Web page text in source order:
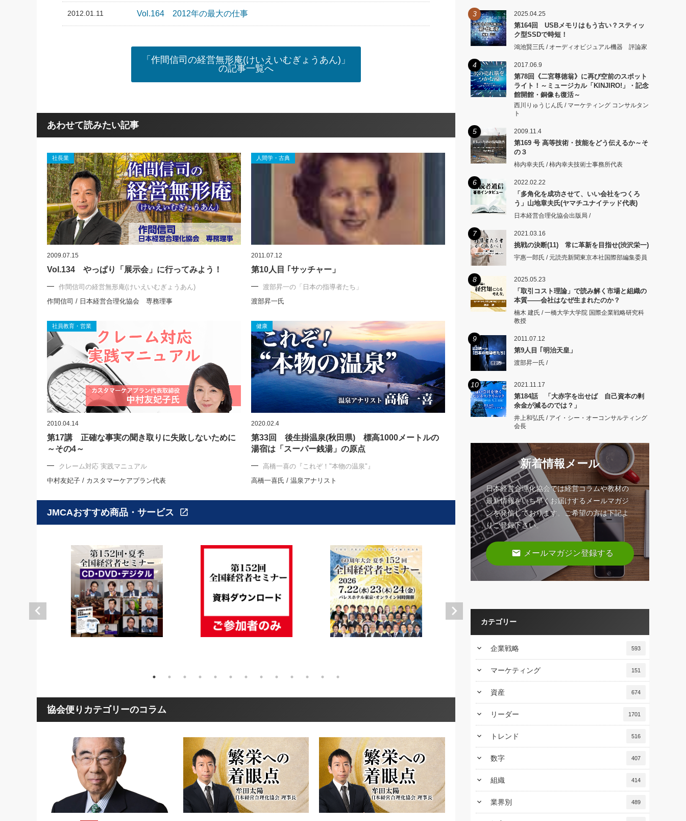
2012.01.11 Vol.164 2012年の最大の仕事
「作間信司の経営無形庵(けいえいむぎょうあん)」
の記事一覧へ
あわせて読みたい記事
社長業
2009.07.15
Vol.134 やっぱり「展示会」に行ってみよう！
作間信司の経営無形庵(けいえいむぎょうあん)
作間信司 / 日本経営合理化協会 専務理事
人間学・古典
2011.07.12
第10人目 ｢サッチャー」
渡部昇一の「日本の指導者たち」
渡部昇一氏
社員教育・営業
2010.04.14
第17講 正確な事実の聞き取りに失敗しないために
～その4～
クレーム対応 実践マニュアル
中村友妃子 / カスタマーケアプラン代表
健康
2020.02.4
第33回 後生掛温泉(秋田県) 標高1000メートルの
湯宿は「スーパー銭湯」の原点
高橋一喜の『これぞ！"本物の温泉"』
高橋一喜氏 / 温泉アナリスト
JMCAおすすめ商品・サービス open_in_new
協会便りカテゴリーのコラム
3 2025.04.25
第164回 USBメモリはもう古い？スティッ
ク型SSDで時短！
鴻池賢三氏 / オーディオビジュアル機器 評論家
4 2017.06.9
第78回《二宮尊徳翁》に再び空前のスポット
ライト！～ミュージカル「KINJIRO!」・記念
館開館・銅像も復活～
西川りゅうじん氏 / マーケティング コンサルタン
ト
5 2009.11.4
第169 号 高等技術・技能をどう伝えるか～そ
の３
柿内幸夫氏 / 柿内幸夫技術士事務所代表
6 2022.02.22
「多角化を成功させて、いい会社をつくろ
う」山地章夫氏(ヤマチユナイテッド代表)
日本経営合理化協会出版局 /
7 2021.03.16
挑戦の決断(11) 常に革新を目指せ(渋沢栄一)
宇惠一郎氏 / 元読売新聞東京本社国際部編集委員
8 2025.05.23
「取引コスト理論」で読み解く市場と組織の
本質――会社はなぜ生まれたのか？
楠木 建氏 / 一橋大学大学院 国際企業戦略研究科
教授
9 2011.07.12
第9人目 ｢明治天皇」
渡部昇一氏 /
10 2021.11.17
第184話 「大赤字を出せば 自己資本の剰
余金が減るのでは？」
井上和弘氏 / アイ・シー・オーコンサルティング
会長
新着情報メール
日本経営合理化協会では経営コラムや教材の
最新情報をいち早くお届けするメールマガジ
ンを発信しております。ご希望の方は下記よ
りご登録下さい。
email メールマガジン登録する
カテゴリー
keyboard_arrow_down 企業戦略 593
keyboard_arrow_down マーケティング 151
keyboard_arrow_down 資産 674
keyboard_arrow_down リーダー 1701
keyboard_arrow_down トレンド 516
keyboard_arrow_down 数字 407
keyboard_arrow_down 組織 414
keyboard_arrow_down 業界別 489